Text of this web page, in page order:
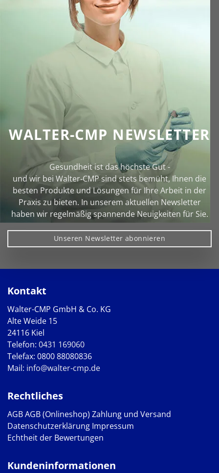
WALTER-CMP NEWSLETTER
Gesundheit ist das höchste Gut -
und wir bei Walter‑CMP sind stets bemüht, Ihnen die
besten Produkte und Lösungen für Ihre Arbeit in der
Praxis zu bieten. In unserem aktuellen Newsletter
haben wir regelmäßig spannende Neuigkeiten für Sie.
Unseren Newsletter abonnieren
Kontakt
Walter-CMP GmbH & Co. KG
Alte Weide 15
24116 Kiel
Telefon: 0431 169060
Telefax: 0800 88080836
Mail: info@walter-cmp.de
Rechtliches
AGBAGB (Onlineshop) Zahlung und Versand
Datenschutzerklärung Impressum
Echtheit der Bewertungen
Kundeninformationen